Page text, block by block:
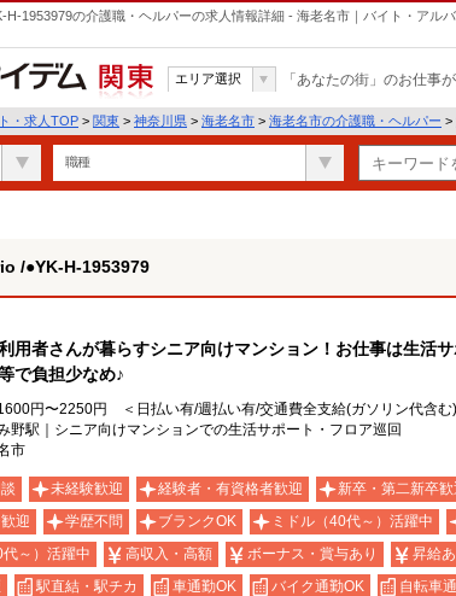
H-1953979の介護職・ヘルパーの求人情報詳細 - 海老名市｜バイト・アル
関東
エリア選択 「あなたの街」のお仕事
・求人TOP > 関東 > 神奈川県 > 海老名市 > 海老名市の介護職・ヘルパー >
職種
/●YK-H-1953979
用者さんが暮らすシニア向けマンション！お仕事は生活
で負担少なめ♪
円〜2250円 ＜日払い有/週払い有/交通費全支給(ガソリン代含む)
野駅｜シニア向けマンションでの生活サポート・フロア巡回
市
未経験歓迎 経験者・有資格者歓迎 新卒・第二新卒歓
迎
学歴不問 ブランクOK ミドル（40代～）活躍中
～）活躍中
高収入・高額 ボーナス・賞与あり 昇給あ
駅直結・駅チカ 車通勤OK バイク通勤OK 自転車